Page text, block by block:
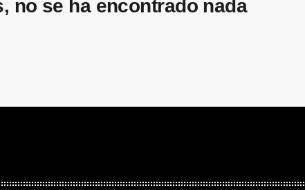
no se ha encontrado nada